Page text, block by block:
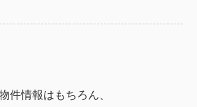
件情報はもちろん、